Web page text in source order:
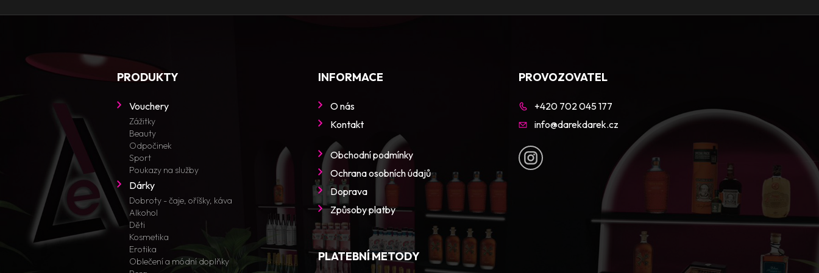
PRODUKTY
Vouchery
Zážitky
Beauty
Odpočinek
Sport
Poukazy na služby
Dárky
Dobroty - čaje, oříšky, káva
Alkohol
Děti
Kosmetika
Erotika
Oblečení a módní doplňky
INFORMACE
O nás
Kontakt
Obchodní podmínky
Ochrana osobních údajů
Doprava
Způsoby platby
PLATEBNÍ METODY
PROVOZOVATEL
+420 702 045 177
info@darekdarek.cz